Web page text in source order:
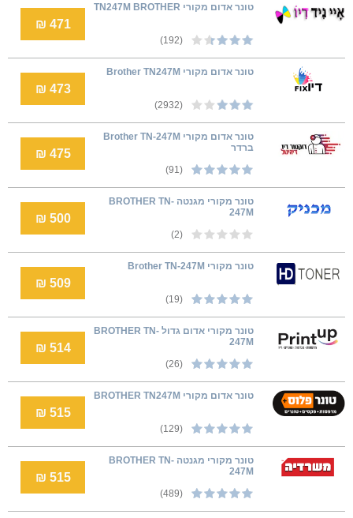
טונר אדום מקורי TN247M BROTHER
(192)
471 ₪
‏טונר אדום מקורי Brother TN247M
(2932)
473 ₪
טונר אדום מקורי Brother TN-247M
ברדר
(91)
475 ₪
טונר מקורי מגנטה BROTHER TN-
247M
(2)
500 ₪
טונר מקורי Brother TN-247M
(19)
509 ₪
טונר מקורי אדום גדול BROTHER TN-
247M
(26)
514 ₪
טונר אדום מקורי BROTHER TN247M
(129)
515 ₪
טונר מקורי מגנטה BROTHER TN-
247M
(489)
515 ₪